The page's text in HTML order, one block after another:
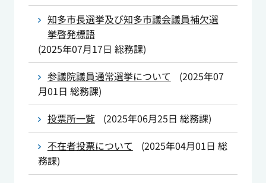
知多市長選挙及び知多市議会議員補欠選
挙啓発標語
(2025年07月17日 総務課)
参議院議員通常選挙について
(2025年07
月01日 総務課)
投票所一覧
(2025年06月25日 総務課)
不在者投票について
(2025年04月01日 総
務課)